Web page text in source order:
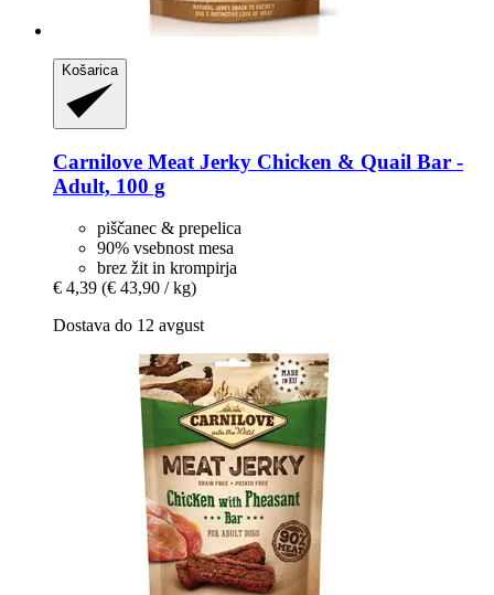
Košarica
Carnilove Meat Jerky Chicken & Quail Bar -​
Adult, 100 g
piščanec & prepelica
90% vsebnost mesa
brez žit in krompirja
€ 4,39 (€ 43,90 / kg)
Dostava do 12 avgust